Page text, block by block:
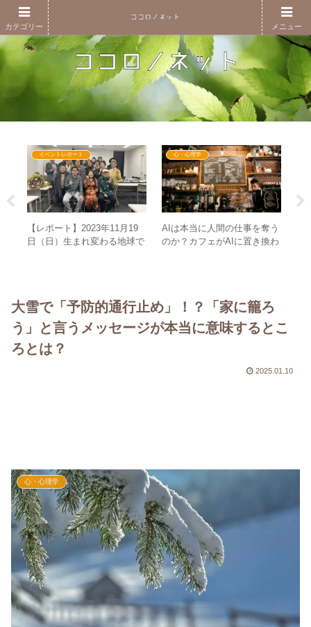
イベントレポート
【レポート】2023年11月19
日（日）生まれ変わる地球で
心・心理学
AIは本当に人間の仕事を奪う
のか？カフェがAIに置き換わ
大雪で「予防的通行止め」！？「家に籠ろ
う」と言うメッセージが本当に意味するとこ
ろとは？
2025.01.10
心・心理学
カテゴリー メニュー